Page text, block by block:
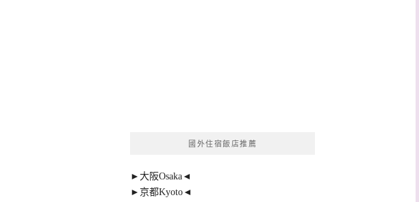
國外住宿飯店推薦
►大阪Osaka◄
►京都Kyoto◄